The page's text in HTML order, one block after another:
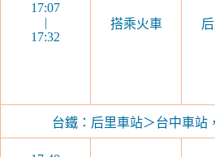
17:07
|
17:32
搭乘火車
台鐵：后里車站＞台中車站